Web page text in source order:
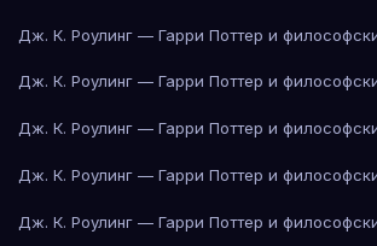
Дж. К. Роулинг — Гарри Поттер и
Дж. К. Роулинг — Гарри Поттер и
Дж. К. Роулинг — Гарри Поттер и
Дж. К. Роулинг — Гарри Поттер и
Дж. К. Роулинг — Гарри Поттер и